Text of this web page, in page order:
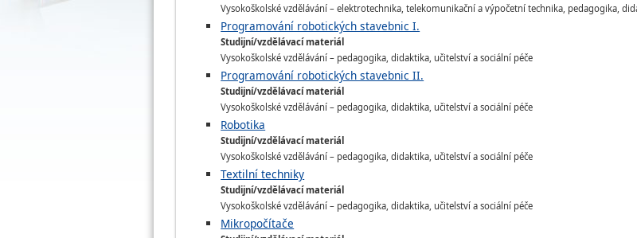
Vysokoškolské vzdělávání – elektrotechnika, telekomunikační a výpočetní technika, pedagogika,
Programování robotických stavebnic I.
Studijní/vzdělávací materiál
Vysokoškolské vzdělávání – pedagogika, didaktika, učitelství a sociální péče
Programování robotických stavebnic II.
Studijní/vzdělávací materiál
Vysokoškolské vzdělávání – pedagogika, didaktika, učitelství a sociální péče
Robotika
Studijní/vzdělávací materiál
Vysokoškolské vzdělávání – pedagogika, didaktika, učitelství a sociální péče
Textilní techniky
Studijní/vzdělávací materiál
Vysokoškolské vzdělávání – pedagogika, didaktika, učitelství a sociální péče
Mikropočítače